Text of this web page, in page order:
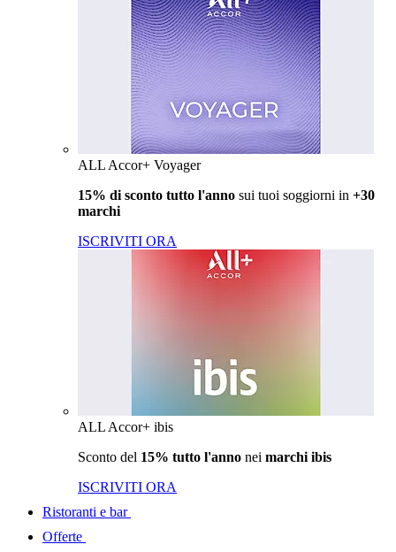
ALL Accor+ Voyager
15% di sconto tutto l'anno sui tuoi soggiorni in +30
marchi
ISCRIVITI ORA
ALL Accor+ ibis
Sconto del 15% tutto l'anno nei marchi ibis
ISCRIVITI ORA
Ristoranti e bar
Offerte